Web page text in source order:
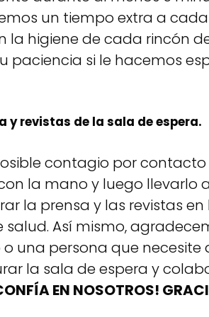
un tiempo extra a
la higiene de cada rincón
paciencia si le hacemos
y revistas de la sala de espera.
contagio por
la mano y luego llevarlo
la prensa y las revistas
salud. Así mismo,
una persona que
la sala de espera y
EN NOSOTROS!